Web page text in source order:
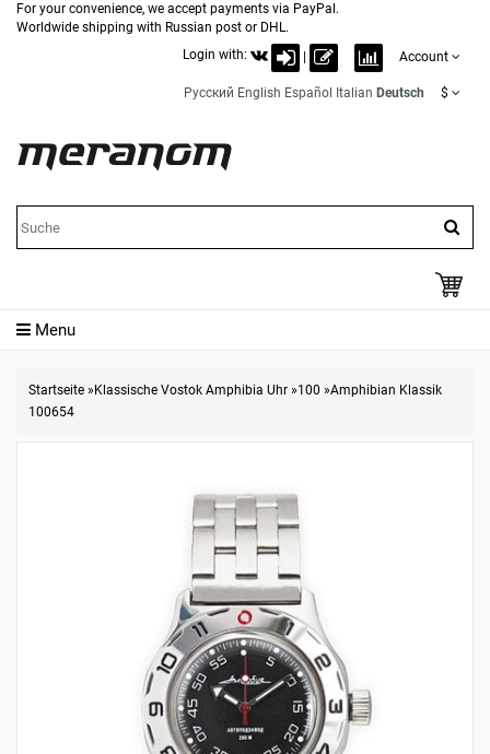
For your convenience, we accept payments via PayPal.
Worldwide shipping with Russian post or DHL.
Login with:
Account
Русский English Español Italian Deutsch $
Menu
Startseite » Klassische Vostok Amphibia Uhr »100 »Amphibian Klassik
100654